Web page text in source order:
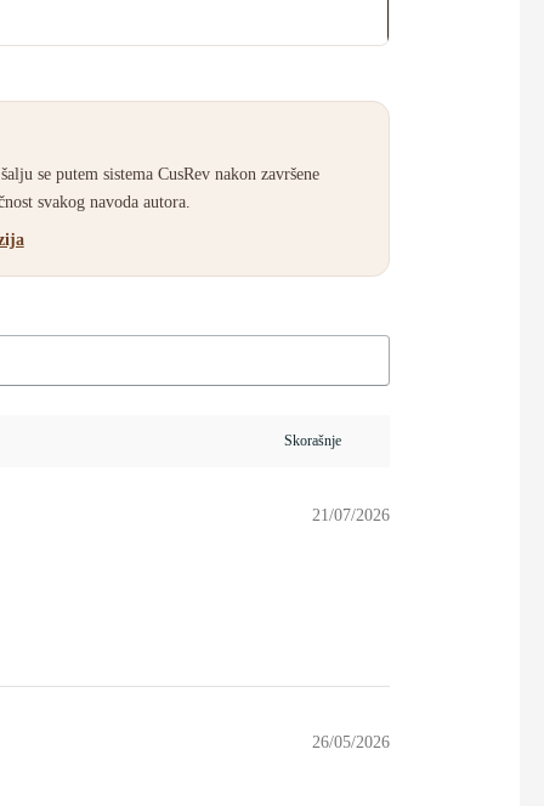
se putem sistema CusRev nakon završene
svakog navoda autora.
21/07/2026
26/05/2026